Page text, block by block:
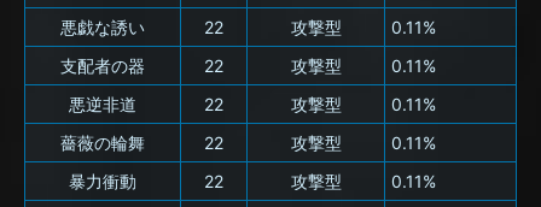
悪戯な誘い
22 攻撃型
0.11%
支配者の器
22 攻撃型
0.11%
悪逆非道
22 攻撃型
0.11%
薔薇の輪舞
22 攻撃型
0.11%
暴力衝動
22 攻撃型
0.11%